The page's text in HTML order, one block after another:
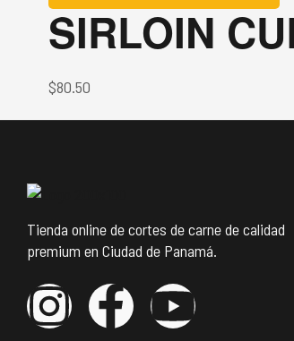
SIRLOIN
$80.50
Tienda online de cortes de carne de calidad
premium en Ciudad de Panamá.